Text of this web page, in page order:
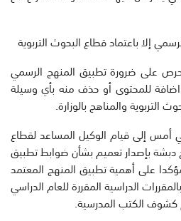
إلا باعتماد قطاع البحوث التربوية
على ضرورة تطبيق المنهج الرسمي
اضافة للمحتوى أو حذف منه بأي وسيلة
التربوية والمناهج بالوزارة.
أمس إلى قيام الوكيل المساعد لقطاع
دبشة بإصدار تعميم بشأن ضوابط تطبيق
على أهمية تطبيق المنهج المعتمد
الدراسية المقررة للعام الدراسي